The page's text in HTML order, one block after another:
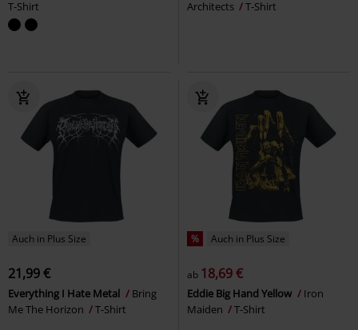
T-Shirt Architects T-Shirt
Auch in Plus Size
21,99 €
Everything I Hate Metal
Bring
Me The Horizon
T-Shirt
% Auch in Plus Size
ab 18,69 €
Eddie Big Hand Yellow
Iron
Maiden
T-Shirt